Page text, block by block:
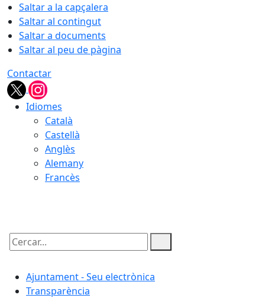
Saltar a la capçalera
Saltar al contingut
Saltar a documents
Saltar al peu de pàgina
Contactar
Idiomes
Català
Castellà
Anglès
Alemany
Francès
Cercar:
Ajuntament - Seu electrònica
Transparència